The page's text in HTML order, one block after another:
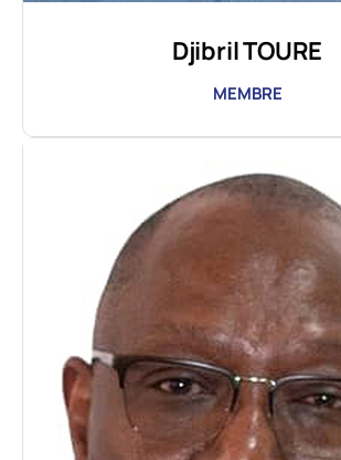
Djibril TOURE
MEMBRE